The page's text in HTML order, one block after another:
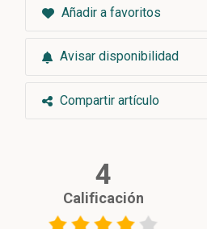
Añadir a favoritos
Avisar disponibilidad
Compartir artículo
4
Calificación